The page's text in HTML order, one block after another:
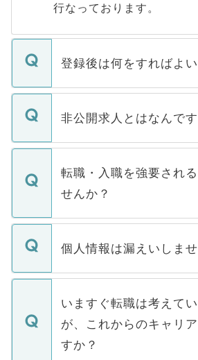
行なっております。
登録後は何をすればよ
ご登録いただきましたら
登録内容を確認し、その後
ます。通常、5営業日以内
いただきますので、しばら
非公開求人とはなんです
マイナビDOCTORで取り
うち約3割は、Webサイト
けない「非公開求人」です
下記の理由によって、一般
ません。
■応募殺到を避けるため
関を公にしてしまうと、
に、医療機関が求める条件
みを人材紹介会社に依頼す
ています。
転職・入職を強要され
せんか？
転職・入職を強要するこ
ん。また、仮に応募先から
定を承諾する必要はあり
の辞退の連絡はキャリアパ
個人情報は漏えいしま
個人情報が漏えいするこ
で、ご安心ください。当サ
などで収集したご登録者様
ご本人のキャリアアップお
支援を目的に使用いたしま
いますぐ転職は考えて
が、これからのキャリ
すか？